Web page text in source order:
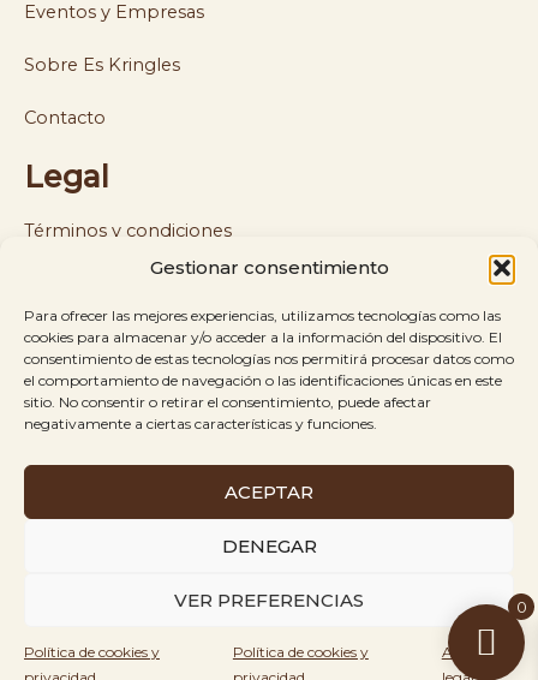
Gestionar consentimiento
Para ofrecer las mejores experiencias, utilizamos tecnologías como las
cookies para almacenar y/o acceder a la información del dispositivo. El
consentimiento de estas tecnologías nos permitirá procesar datos como
el comportamiento de navegación o las identificaciones únicas en este
sitio. No consentir o retirar el consentimiento, puede afectar
negativamente a ciertas características y funciones.
ACEPTAR
DENEGAR
VER PREFERENCIAS
Política de cookies y
Política de cookies y
Aviso
Eventos y Empresas
Sobre Es Kringles
Contacto
Legal
Términos y condiciones
Política de envíos y reembolsos
Aviso legal
Creado
Agency
0